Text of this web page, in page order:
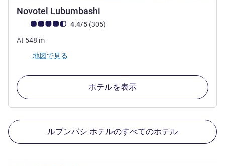
Novotel Lubumbashi
お客さまの声 (確認済みレビュー アコーホテルズ)
4.4/5 (305件のレビュー
)
At 548 m
地図で見る
ホテルを表示
ルブンバシ ホテルのすべてのホテル